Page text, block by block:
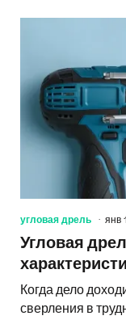
угловая дрель янв
Угловая
Когда дело
сверления в